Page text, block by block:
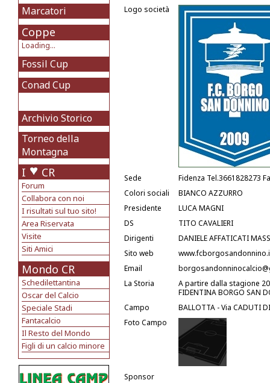
Marcatori
Coppe
Loading...
Fossil Cup
Conad Cup
Archivio Storico
Torneo della
Montagna
I CR
Forum
Collabora con noi
I risultati sul tuo sito!
Area Riservata
Visite
Siti Amici
Mondo CR
Schedilettantina
Oscar del Calcio
Speciale Stadi
Fantacalcio
Il Resto del Mondo
Figli di un calcio minore
Logo società
Sede
Fidenza Tel.3661828273
Colori sociali
BIANCO AZZURRO
Presidente
LUCA MAGNI
DS
TITO CAVALIERI
Dirigenti
DANIELE AFFATICATI
Sito web
Email
La Storia
A partire dalla stagione
FIDENTINA BORGO SAN
Campo
BALLOTTA - Via CADUTI
Foto Campo
Sponsor